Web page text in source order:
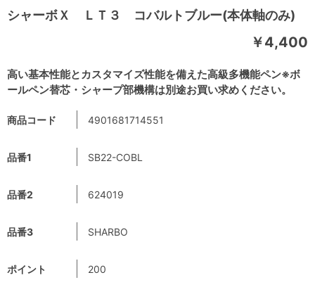
シャーボＸ ＬＴ３ コバルトブルー(本体軸のみ)
高い基本性能とカスタマイズ性能を備えた高級多機能ペン※ボ
ールペン替芯・シャープ部機構は別途お買い求めください。
￥4,400
商品コード 4901681714551
品番1 SB22-COBL
品番2 624019
品番3 SHARBO
ポイント 200